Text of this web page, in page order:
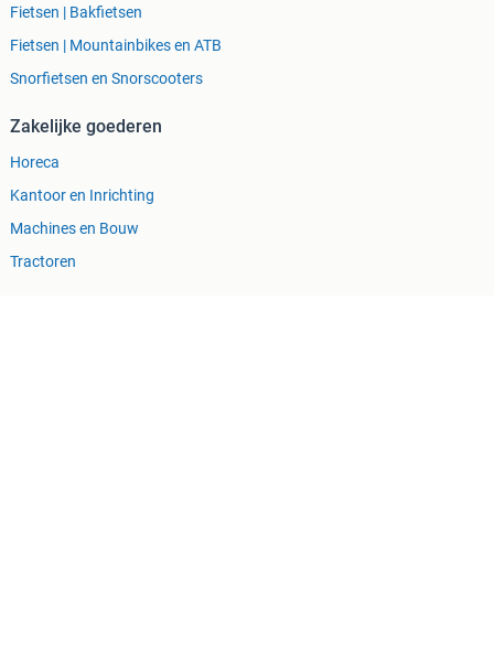
Fietsen | Bakfietsen
Fietsen | Mountainbikes en ATB
Snorfietsen en Snorscooters
Zakelijke goederen
Horeca
Kantoor en Inrichting
Machines en Bouw
Tractoren